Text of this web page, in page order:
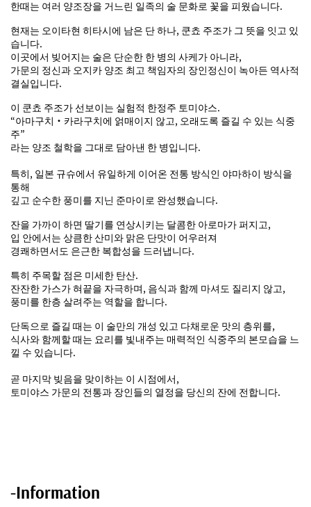
한때는 여러 양조장을 거느린 일족의 술 문화로 꽃을 피웠습니다.
현재는 오이타현 히타시에 남은 단 하나, 쿤쵸 주조가 그 뜻을 잇고 있
습니다.
이곳에서 빚어지는 술은 단순한 한 병의 사케가 아니라,
가문의 정신과 오지카 양조 최고 책임자의 장인정신이 녹아든 역사적
결실입니다.
이 쿤쵸 주조가 선보이는 실험적 한정주 토미야스.
“아마구치・카라구치에 얽매이지 않고, 오래도록 즐길 수 있는 식중
주”
라는 양조 철학을 그대로 담아낸 한 병입니다.
특히, 일본 규슈에서 유일하게 이어온 전통 방식인 야마하이 방식을
통해
깊고 순수한 풍미를 지닌 준마이로 완성했습니다.
잔을 가까이 하면 딸기를 연상시키는 달콤한 아로마가 퍼지고,
입 안에서는 상큼한 산미와 맑은 단맛이 어우러져
경쾌하면서도 은근한 복합성을 드러냅니다.
특히 주목할 점은 미세한 탄산.
잔잔한 가스가 혀끝을 자극하며, 음식과 함께 마셔도 질리지 않고,
풍미를 한층 살려주는 역할을 합니다.
단독으로 즐길 때는 이 술만의 개성 있고 다채로운 맛의 층위를,
식사와 함께할 때는 요리를 빛내주는 매력적인 식중주의 본모습을 느
낄 수 있습니다.
곧 마지막 빚음을 맞이하는 이 시점에서,
토미야스 가문의 전통과 장인들의 열정을 당신의 잔에 전합니다.
-Information